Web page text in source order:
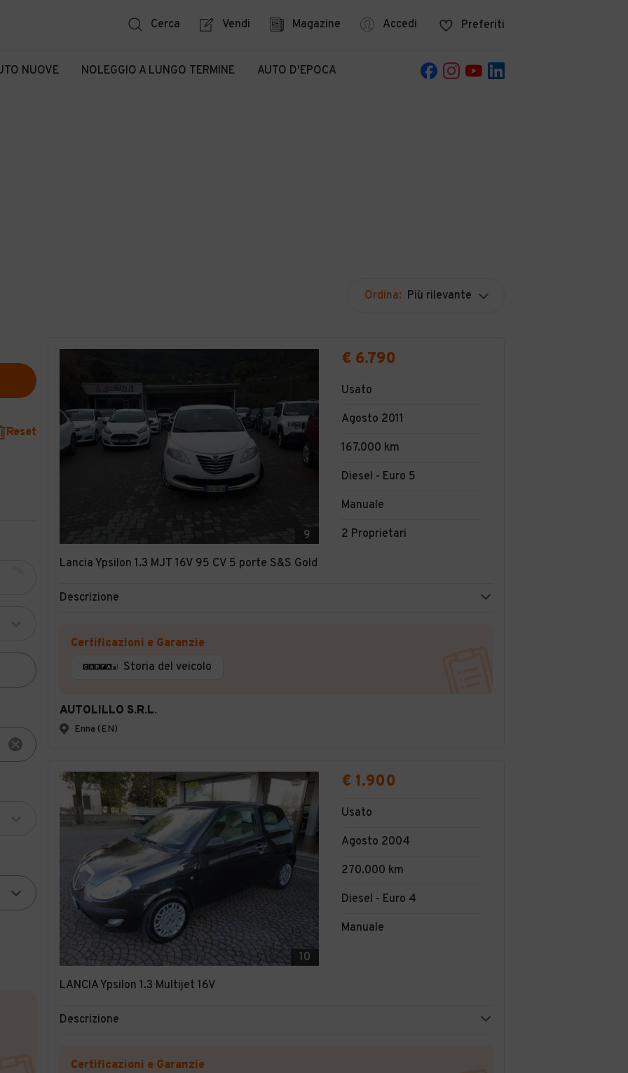
Cerca Vendi Magazine Accedi Preferiti
NUOVE NOLEGGIO A LUNGO TERMINE AUTO D'EPOCA
Ordina: Più rilevante
Reset
9
Lancia Ypsilon 1.3 MJT 16V 95 CV 5 porte S&S Gold
€ 6.790
Usato
Agosto 2011
167.000 km
Diesel - Euro 5
Manuale
2 Proprietari
Descrizione
Certificazioni e Garanzie
Storia del veicolo
AUTOLILLO S.R.L.
Enna (EN)
10
LANCIA Ypsilon 1.3 Multijet 16V
€ 1.900
Usato
Agosto 2004
270.000 km
Diesel - Euro 4
Manuale
Descrizione
Certificazioni e Garanzie